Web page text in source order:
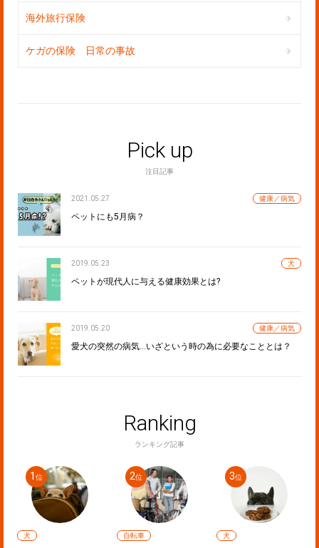
海外旅行保険
ケガの保険 日常の事故
Pick up
注目記事
2021.05.27 健康／病気
ペットにも5月病？
2019.05.23 犬
ペットが現代人に与える健康効果とは?
2019.05.20 健康／病気
愛犬の突然の病気…いざという時の為に必要なこととは？
Ranking
ランキング記事
犬 自転車 犬